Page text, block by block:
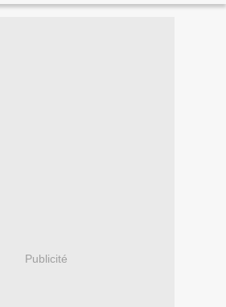
Publicité